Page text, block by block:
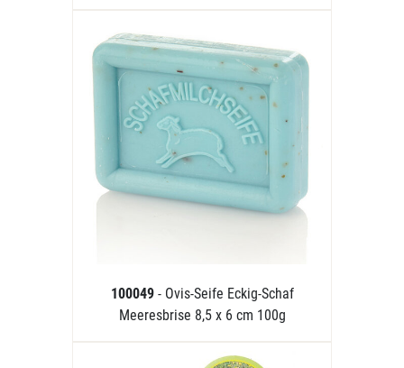
100049 - Ovis-Seife Eckig-Schaf
Meeresbrise 8,5 x 6 cm 100g